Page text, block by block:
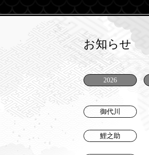
お知らせ
2026
御代川
鯉之助